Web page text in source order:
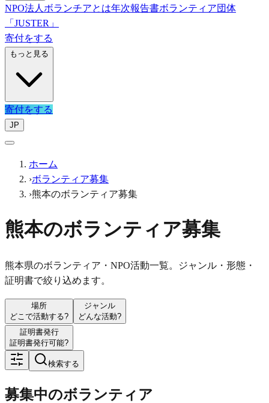
NPO法人ボランチアとは年次報告書ボランティア団体
「JUSTER」
寄付をする
もっと見る
寄付をする
JP
ホーム
›ボランティア募集
›熊本のボランティア募集
熊本のボランティア募集
熊本県のボランティア・NPO活動一覧。ジャンル・形態・
証明書で絞り込めます。
場所
どこで活動する?
ジャンル
どんな活動?
証明書発行
証明書発行可能?
検索する
募集中のボランティア